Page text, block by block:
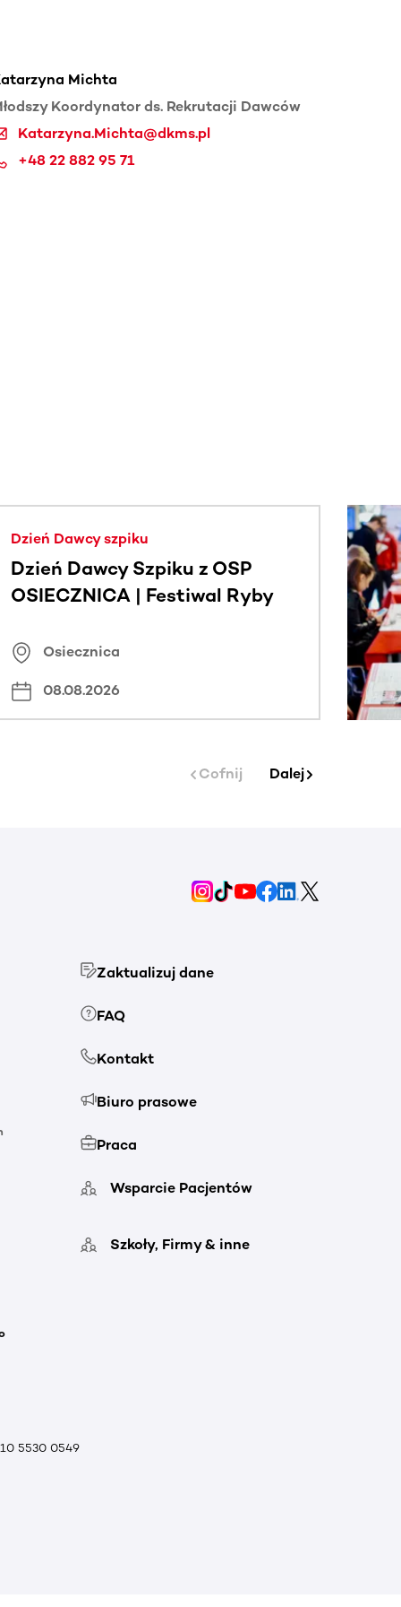
Michta
Koordynator ds. Rekrutacji Dawców
Katarzyna.Michta@dkms.pl
+48 22 882 95 71
Dzień Dawcy szpiku
Dzień Dawcy Szpiku z OSP
OSIECZNICA | Festiwal Ryby
Osiecznica
08.08.2026
Cofnij Dalej
Zaktualizuj dane
FAQ
Kontakt
Biuro prasowe
Praca
Wsparcie Pacjentów
Szkoły, Firmy & inne
5530 0549